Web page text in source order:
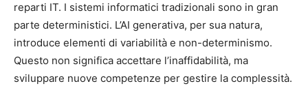
reparti IT. I sistemi informatici tradizionali sono in gran
parte deterministici. L’AI generativa, per sua natura,
introduce elementi di variabilità e non-determinismo.
Questo non significa accettare l’inaffidabilità, ma
sviluppare nuove competenze per gestire la complessità.